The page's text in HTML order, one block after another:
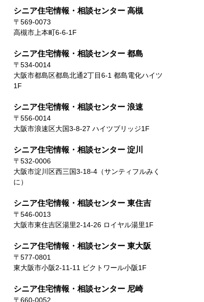
シニア住宅情報・相談センター 高槻
〒569-0073
高槻市上本町6-6-1F
シニア住宅情報・相談センター 都島
〒534-0014
大阪市都島区都島北通2丁目6-1 都島電化ハイツ
1F
シニア住宅情報・相談センター 浪速
〒556-0014
大阪市浪速区大国3-8-27 ハイツブリッジ1F
シニア住宅情報・相談センター 淀川
〒532-0006
大阪市淀川区西三国3-18-4（サンティフルみく
に）
シニア住宅情報・相談センター 東住吉
〒546-0013
大阪市東住吉区湯里2-14-26 ロイヤル湯里1F
シニア住宅情報・相談センター 東大阪
〒577-0801
東大阪市小阪2-11-11 ビクトワール小阪1F
シニア住宅情報・相談センター 尼崎
〒660-0052